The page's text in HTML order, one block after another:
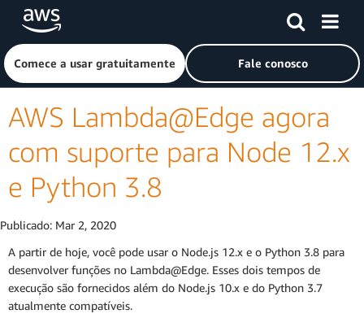
Pular para o conteúdo principal
Clique aqui para voltar à página inicial da Amazon Web
Comece a usar gratuitamente Fale conosco
AWS Lambda@Edge agora
com suporte para Node 12.x
e Python 3.8
Publicado: Mar 2, 2020
A partir de hoje, você pode usar o Node.js 12.x e o Python 3.8 para
desenvolver funções no Lambda@Edge. Esses dois tempos de
execução são fornecidos além do Node.js 10.x e do Python 3.7
atualmente compatíveis.